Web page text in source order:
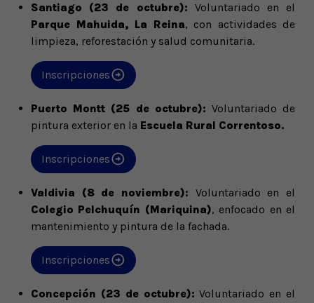
Santiago (23 de octubre): Voluntariado en el
Parque Mahuida, La Reina, con actividades de
limpieza, reforestación y salud comunitaria.
Inscripciones
Puerto Montt (25 de octubre): Voluntariado de
pintura exterior en la Escuela Rural Correntoso.
Inscripciones
Valdivia (8 de noviembre): Voluntariado en el
Colegio Pelchuquín (Mariquina), enfocado en el
mantenimiento y pintura de la fachada.
Inscripciones
Concepción (23 de octubre): Voluntariado en el